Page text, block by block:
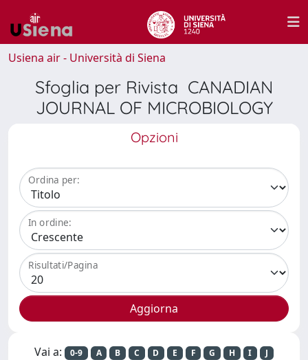
Usiena air - Università di Siena
Sfoglia per Rivista CANADIAN
JOURNAL OF MICROBIOLOGY
Opzioni
Ordina per:
In ordine:
Risultati/Pagina
Vai a: 0-9 A B C D E F G H I
J